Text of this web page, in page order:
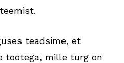
teadsime, et
tootega, mille turg on